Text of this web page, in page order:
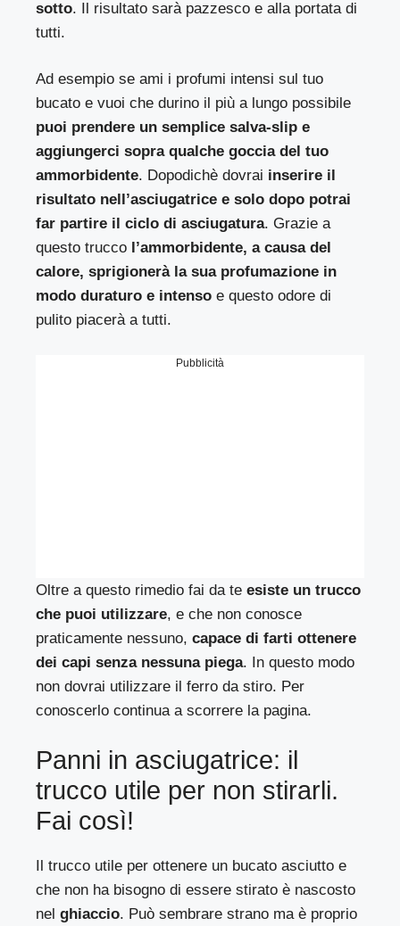
sotto. Il risultato sarà pazzesco e alla portata di
tutti.
Ad esempio se ami i profumi intensi sul tuo
bucato e vuoi che durino il più a lungo possibile
puoi prendere un semplice salva-slip e
aggiungerci sopra qualche goccia del tuo
ammorbidente. Dopodichè dovrai inserire il
risultato nell’asciugatrice e solo dopo potrai
far partire il ciclo di asciugatura. Grazie a
questo trucco l’ammorbidente, a causa del
calore, sprigionerà la sua profumazione in
modo duraturo e intenso e questo odore di
pulito piacerà a tutti.
Pubblicità
Oltre a questo rimedio fai da teesiste un trucco
che puoi utilizzare, e che non conosce
praticamente nessuno,capace di farti ottenere
dei capi senza nessuna piega. In questo modo
non dovrai utilizzare il ferro da stiro. Per
conoscerlo continua a scorrere la pagina.
Panni in asciugatrice: il
trucco utile per non stirarli.
Fai così!
Il trucco utile per ottenere un bucato asciutto e
che non ha bisogno di essere stirato è nascosto
nelghiaccio. Può sembrare strano ma è proprio